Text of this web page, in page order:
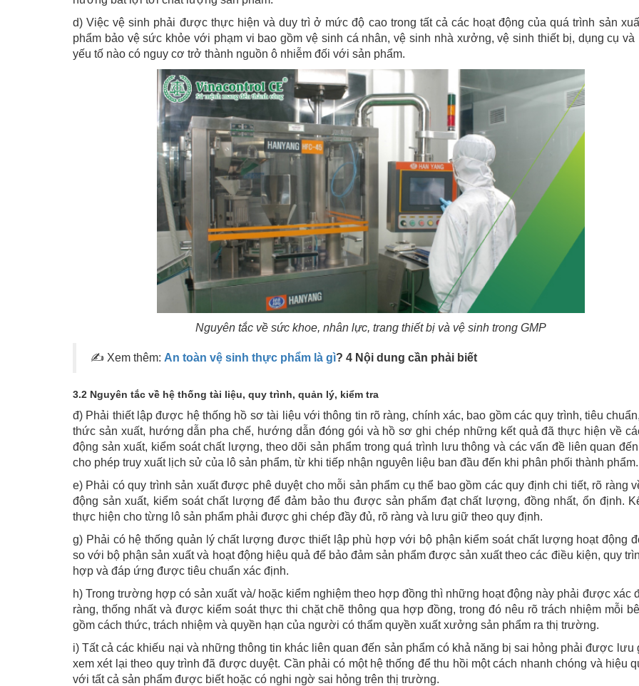
d) Việc vệ sinh phải được thực hiện và duy trì ở mức độ cao trong tất cả các hoạt động của quá trình sản
phẩm bảo vệ sức khỏe với phạm vi bao gồm vệ sinh cá nhân, vệ sinh nhà xưởng, vệ sinh thiết bị, dụng cụ và
yếu tố nào có nguy cơ trở thành nguồn ô nhiễm đối với sản phẩm.
Nguyên tắc về sức khoe, nhân lực, trang thiết bị và vệ sinh trong GMP
✍ Xem thêm: An toàn vệ sinh thực phẩm là gì? 4 Nội dung cần phải biết
3.2 Nguyên tắc về hệ thống tài liệu, quy trình, quản lý, kiểm tra
đ) Phải thiết lập được hệ thống hồ sơ tài liệu với thông tin rõ ràng, chính xác, bao gồm các quy trình, tiêu
thức sản xuất, hướng dẫn pha chế, hướng dẫn đóng gói và hồ sơ ghi chép những kết quả đã thực hiện về
động sản xuất, kiểm soát chất lượng, theo dõi sản phẩm trong quá trình lưu thông và các vấn đề liên quan đến
cho phép truy xuất lịch sử của lô sản phẩm, từ khi tiếp nhận nguyên liệu ban đầu đến khi phân phối thành phẩm.
e) Phải có quy trình sản xuất được phê duyệt cho mỗi sản phẩm cụ thể bao gồm các quy định chi tiết, rõ ràng
động sản xuất, kiểm soát chất lượng để đảm bảo thu được sản phẩm đạt chất lượng, đồng nhất, ổn định.
thực hiện cho từng lô sản phẩm phải được ghi chép đầy đủ, rõ ràng và lưu giữ theo quy định.
g) Phải có hệ thống quản lý chất lượng được thiết lập phù hợp với bộ phận kiểm soát chất lượng hoạt động
so với bộ phận sản xuất và hoạt động hiệu quả để bảo đảm sản phẩm được sản xuất theo các điều kiện, quy
hợp và đáp ứng được tiêu chuẩn xác định.
h) Trong trường hợp có sản xuất và/ hoặc kiểm nghiệm theo hợp đồng thì những hoạt động này phải được xác
ràng, thống nhất và được kiểm soát thực thi chặt chẽ thông qua hợp đồng, trong đó nêu rõ trách nhiệm mỗi
gồm cách thức, trách nhiệm và quyền hạn của người có thẩm quyền xuất xưởng sản phẩm ra thị trường.
i) Tất cả các khiếu nại và những thông tin khác liên quan đến sản phẩm có khả năng bị sai hỏng phải được lưu
xem xét lại theo quy trình đã được duyệt. Cần phải có một hệ thống để thu hồi một cách nhanh chóng và hiệu
với tất cả sản phẩm được biết hoặc có nghi ngờ sai hỏng trên thị trường.